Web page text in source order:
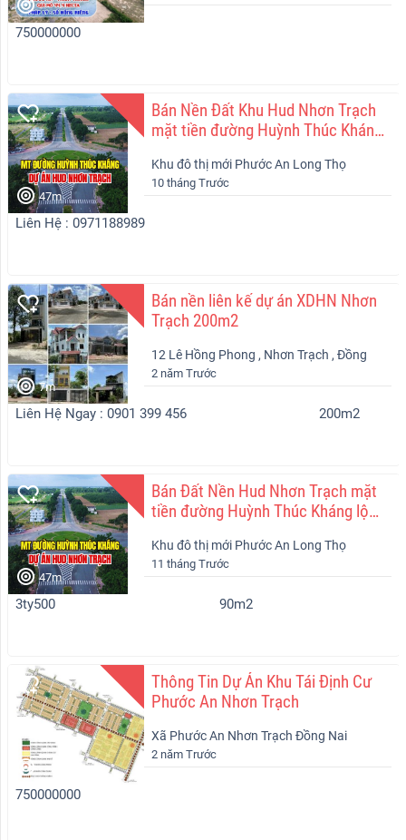
750000000
47m
Bán Nền Đất Khu Hud Nhơn Trạch
mặt tiền đường Huỳnh Thúc Kháng
Khu đô thị mới Phước An Long Thọ
Nhơn Trạch
10 tháng Trước
Liên Hệ : 0971188989
7m
Bán nền liên kế dự án XDHN Nhơn
Trạch 200m2
12 Lê Hồng Phong , Nhơn Trạch , Đồng
Nai
2 năm Trước
Liên Hệ Ngay : 0901 399 456 200m2
47m
Bán Đất Nền Hud Nhơn Trạch mặt
tiền đường Huỳnh Thúc Kháng lộ
Khu đô thị mới Phước An Long Thọ
Nhơn Trạch
11 tháng Trước
3ty500 90m2
Thông Tin Dự Án Khu Tái Định Cư
Phước An Nhơn Trạch
Xã Phước An Nhơn Trạch Đồng Nai
2 năm Trước
750000000